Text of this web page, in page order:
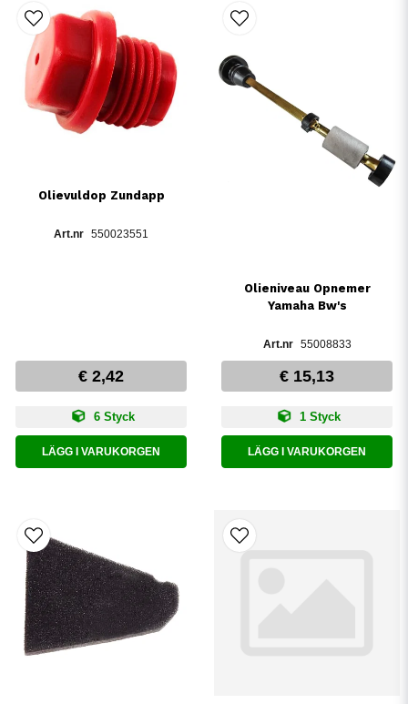
Olievuldop Zundapp
550023551
€ 2,42
6 Styck
LÄGG I VARUKORGEN
Olieniveau Opnemer
Yamaha Bw's
55008833
€ 15,13
1 Styck
LÄGG I VARUKORGEN